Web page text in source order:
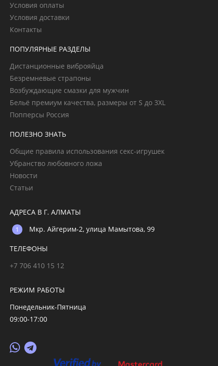
Условия оплаты
Условия доставки
Контакты
ПОПУЛЯРНЫЕ РАЗДЕЛЫ
Дистанционные виброяйца
Безремневые страпоны
Возбуждающие смазки для мужчин
Бельё премиум качества, размеры от S до 3XL
Попперсы Россия
ПОЛЕЗНО ЗНАТЬ
Общие правила использования секс-игрушек
Убранство любовного ложа
Новости
Статьи
АДРЕСА В Г. АЛМАТЫ
Мкр. Айгерим-2, улица Мамытова, 99
ТЕЛЕФОНЫ
+7 706 410 15 12
РЕЖИМ РАБОТЫ
Понедельник-Пятница
09:00-17:00